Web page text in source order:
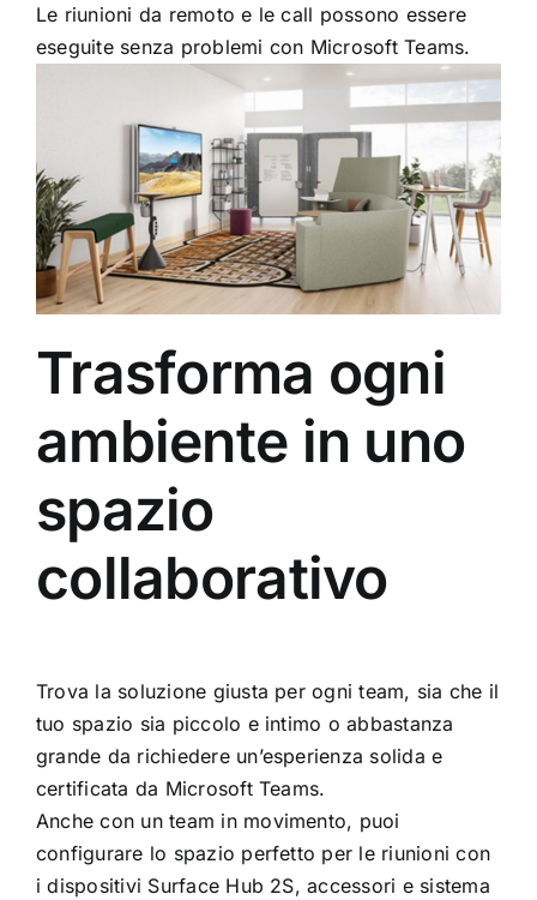
Le riunioni da remoto e le call possono essere
eseguite senza problemi con Microsoft Teams.
Trasforma ogni
ambiente in uno
spazio
collaborativo
Trova la soluzione giusta per ogni team, sia che il
tuo spazio sia piccolo e intimo o abbastanza
grande da richiedere un’esperienza solida e
certificata da Microsoft Teams.
Anche con un team in movimento, puoi
configurare lo spazio perfetto per le riunioni con
i dispositivi Surface Hub 2S, accessori e sistema